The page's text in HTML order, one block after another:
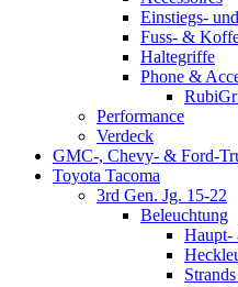
Einstiegs-
Fuss- &
Haltegriffe
Phone &
Performance
Verdeck
GMC-, Chevy- & Ford-
Toyota Tacoma
3rd Gen. Jg. 15-22
Beleuchtung
Haupt-